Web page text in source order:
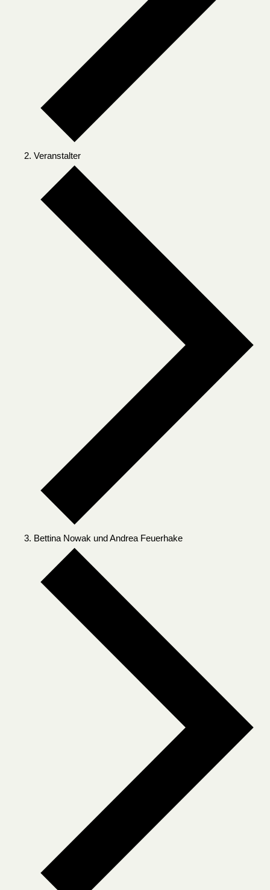
Veranstalter
Bettina Nowak und Andrea Feuerhake